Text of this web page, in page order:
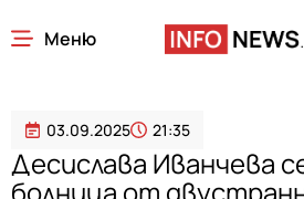
Меню
03.09.2025 21:35
Десислава Иванчева